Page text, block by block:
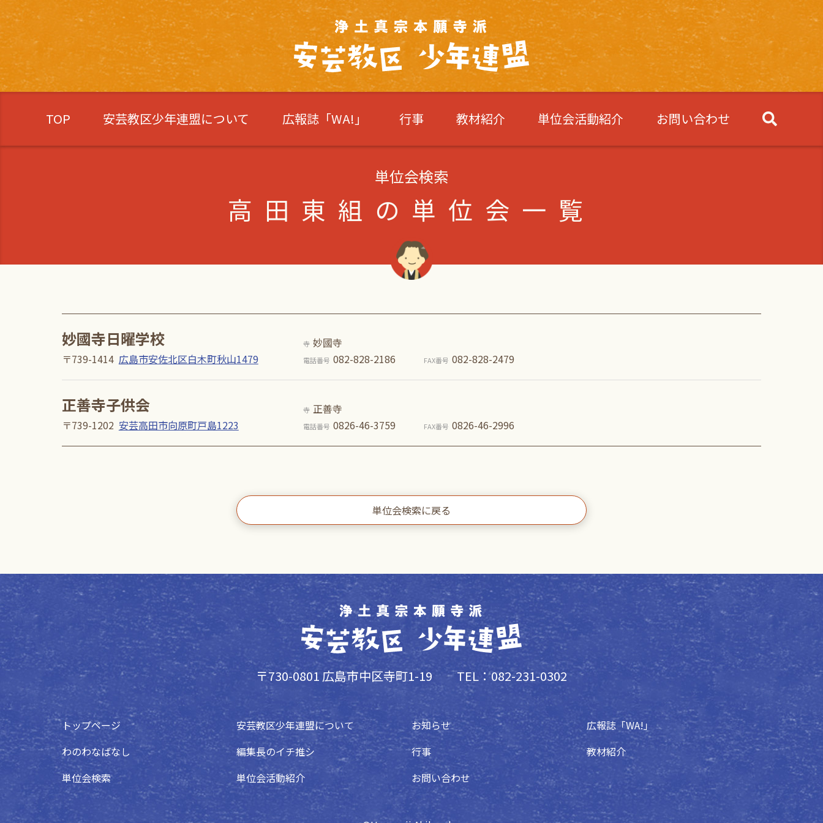
TOP 安芸教区少年連盟について 広報誌「WA!」 行事 教材紹介 単位会活動紹介 お問い合わせ
単位会検索
高田東組の単位会一覧
妙國寺日曜学校 寺 妙國寺
〒739-1414 広島市安佐北区白木町秋山1479 電話番号 082-828-2186 FAX番号 082-828-2479
正善寺子供会 寺 正善寺
〒739-1202 安芸高田市向原町戸島1223 電話番号 0826-46-3759 FAX番号 0826-46-2996
単位会検索に戻る
〒730-0801 広島市中区寺町1-19 TEL：082-231-0302
トップページ 安芸教区少年連盟について お知らせ
広報誌「WA!」
わのわなばなし
編集長のイチ推シ 行事
教材紹介
単位会検索
単位会活動紹介 お問い合わせ